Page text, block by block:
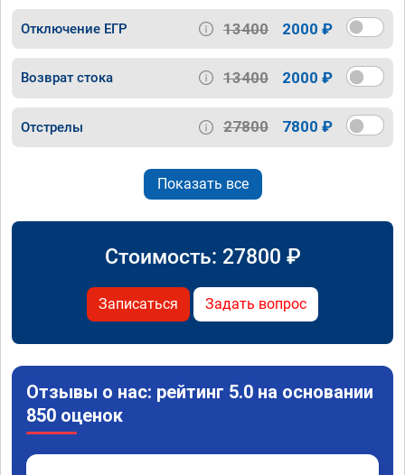
Отключение ЕГР 13400 2000 ₽
Возврат стока 13400 2000 ₽
Отстрелы 27800 7800 ₽
Показать все
Стоимость: 27800 ₽
Записаться Задать вопрос
Отзывы о нас: рейтинг 5.0 на основании
850 оценок